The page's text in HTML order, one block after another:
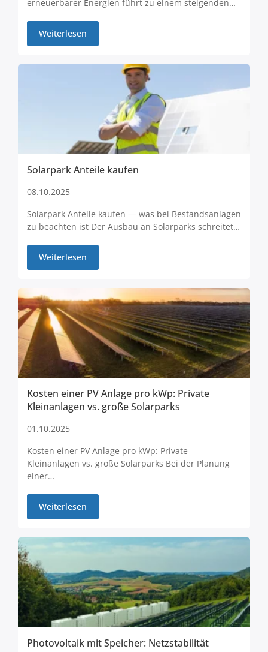
erneuerbarer Energien führt zu einem steigenden…
Weiterlesen
Solarpark Anteile kaufen
08.10.2025
Solarpark Anteile kaufen — was bei Bestandsanlagen
zu beachten ist Der Ausbau an Solarparks schreitet…
Weiterlesen
Kosten einer PV Anlage pro kWp: Private
Kleinanlagen vs. große Solarparks
01.10.2025
Kosten einer PV Anlage pro kWp: Private
Kleinanlagen vs. große Solarparks Bei der Planung
einer…
Weiterlesen
Photovoltaik mit Speicher: Netzstabilität